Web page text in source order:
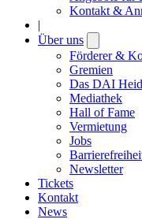
Kontakt &
|
Über uns
submenu
Förderer &
Gremien
Das DAI
Mediathek
Hall of Fame
Vermietung
Jobs
Newsletter
Tickets
Kontakt
News